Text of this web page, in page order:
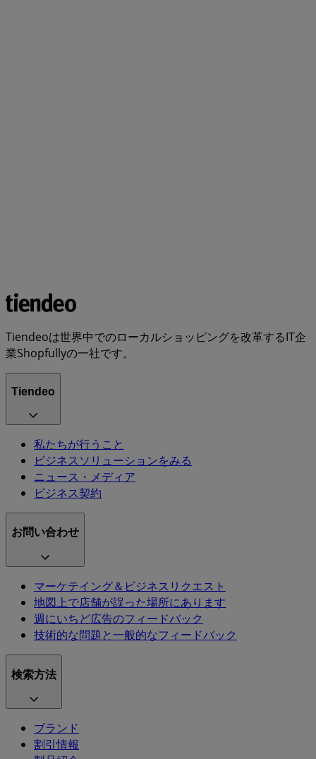
Tiendeoは世界中でのローカルショッピングを改革するIT企
業Shopfullyの一社です。
Tiendeo
私たちが行うこと
ビジネスソリューションをみる
ニュース・メディア
ビジネス契約
お問い合わせ
マーケテイング＆ビジネスリクエスト
地図上で店舗が誤った場所にあります
週にいちど広告のフィードバック
技術的な問題と一般的なフィードバック
検索方法
ブランド
割引情報